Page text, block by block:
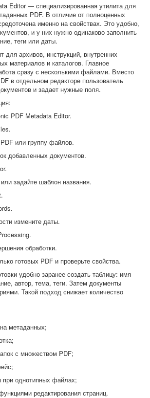
Editor — специализированная утилита для
PDF. В отличие от полноценных
именно на свойствах. Это удобно,
и у них нужно одинаково заполнить
теги или даты.
для архивов, инструкций, внутренних
материалов и каталогов. Главное
сразу с несколькими файлами. Вместо
в отдельном редакторе пользователь
и задает нужные поля.
PDF Metadata Editor.
или группу файлов.
добавленных документов.
задайте шаблон названия.
измените даты.
обработки.
готовых PDF и проверьте свойства.
удобно заранее создать таблицу: имя
автор, тема, теги. Затем документы
Такой подход снижает количество
метаданных;
с множеством PDF;
при однотипных файлах;
редактирования страниц.